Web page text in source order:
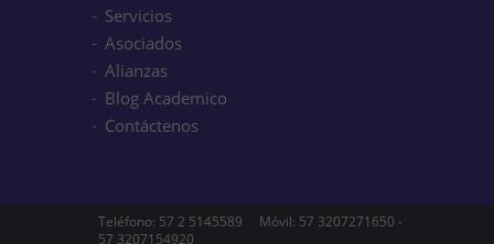
Servicios
Asociados
Alianzas
Blog Academico
Contáctenos
Teléfono: 57 2 5145589 Móvil: 57 3207271650 -
57 3207154920